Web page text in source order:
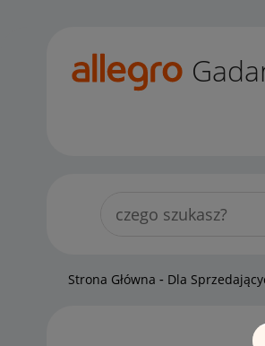
Strona Główna Dla